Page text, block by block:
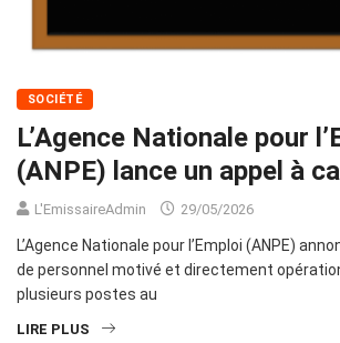
SOCIÉTÉ
L’Agence Nationale pour
(ANPE) lance un appel à
L'EmissaireAdmin 29/05/2026
L’Agence Nationale pour l’Emploi (ANPE)
de personnel motivé et directement
plusieurs postes au
LIRE PLUS